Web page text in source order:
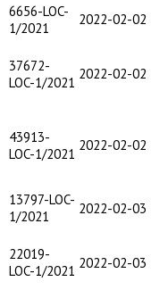
6656-LOC-
1/2021
2022-02-02
37672-
LOC-1/2021
2022-02-02
43913-
LOC-1/2021
2022-02-02
13797-LOC-
1/2021
2022-02-03
22019-
LOC-1/2021 2022-02-03